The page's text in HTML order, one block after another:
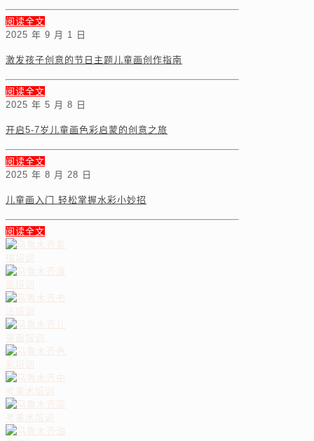
阅读全文
2025 年 9 月 1 日
激发孩子创意的节日主题儿童画创作指南
阅读全文
2025 年 5 月 8 日
开启5-7岁儿童画色彩启蒙的创意之旅
阅读全文
2025 年 8 月 28 日
儿童画入门 轻松掌握水彩小妙招
阅读全文